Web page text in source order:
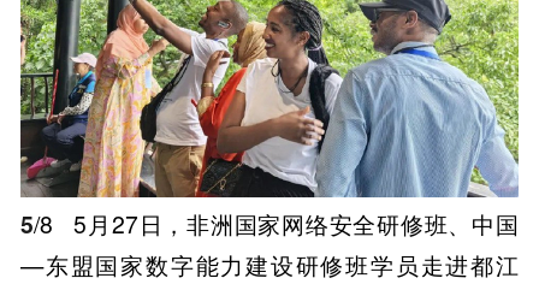
5/8
5月27日，非洲国家网络安全研修班、中国
—东盟国家数字能力建设研修班学员走进都江